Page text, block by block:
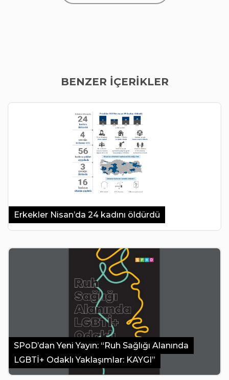
BENZER İÇERİKLER
Erkekler Nisan’da 24 kadını öldürdü
SPoD’dan Yeni Yayın: “Ruh Sağlığı Alanında
LGBTİ+ Odaklı Yaklaşımlar: KAYGI”